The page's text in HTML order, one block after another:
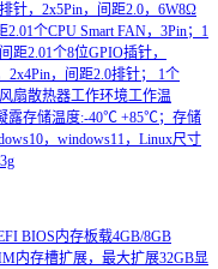
针，2x5Pin，间距2.0，6W8Ω
个CPU Smart FAN，3Pin；1
距2.01个8位GPIO插针，
2x4Pin，间距2.0排针； 1个
扇散热器工作环境工作温
露存储温度:-40℃ +85℃；存储
，windows11，Linux尺寸
BIOS内存板载4GB/8GB
内存槽扩展，最大扩展32GB显